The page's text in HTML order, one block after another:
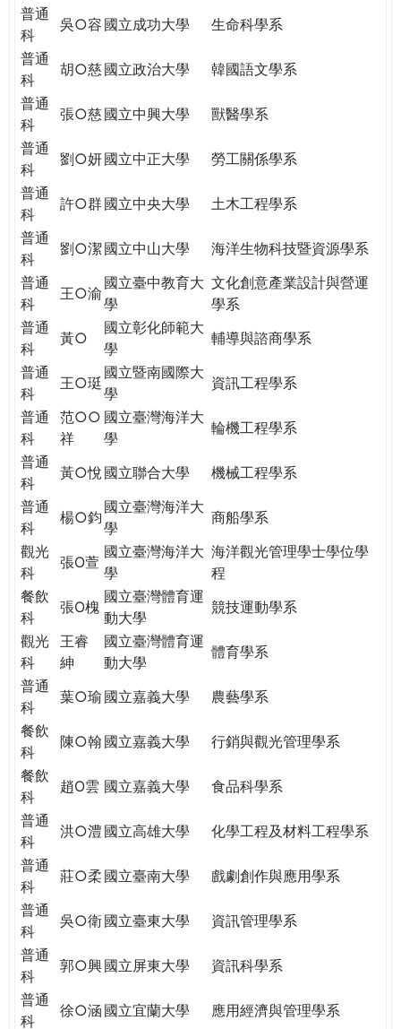
民。
WAGOR
TODAY
THE
WORLD
TOMORROW
PUTTING
YOU
THE
PATH
GLOBAL
CITIZENSHIP
普通
科
吳○容 國立成功大學
生命科學系
普通
科
胡○慈國立政治大學
韓國語文學系
普通
科
張○慈國立中興大學
獸醫學系
普通
科
劉○妍國立中正大學
勞工關係學系
普通
科
許○群國立中央大學
土木工程學系
普通
科
劉○潔國立中山大學
海洋生物科技暨資源學系
普通
科
王○渝
國立臺中教育大
學
文化創意產業設計與營運
學系
普通
科
黃○
國立彰化師範大
學
輔導與諮商學系
普通
科
王○珽
國立暨南國際大
學
資訊工程學系
普通
科
范○○
祥
國立臺灣海洋大
學
輪機工程學系
普通
科
黃○悅 國立聯合大學
機械工程學系
普通
科
楊○鈞
國立臺灣海洋大
學
商船學系
觀光
科
張O萱
國立臺灣海洋大
學
海洋觀光管理學士學位學
程
餐飲
科
張O槐
國立臺灣體育運
動大學
競技運動學系
觀光
科
王睿
紳
國立臺灣體育運
動大學
體育學系
普通
科
葉○瑜 國立嘉義大學
農藝學系
餐飲
科
陳○翰 國立嘉義大學
行銷與觀光管理學系
餐飲
科
趙O雲 國立嘉義大學
食品科學系
普通
科
洪○澧 國立高雄大學
化學工程及材料工程學系
普通
科
莊○柔 國立臺南大學
戲劇創作與應用學系
普通
科
吳○衛國立臺東大學
資訊管理學系
普通
科
郭○興國立屏東大學
資訊科學系
普通
科
徐○涵 國立宜蘭大學
應用經濟與管理學系